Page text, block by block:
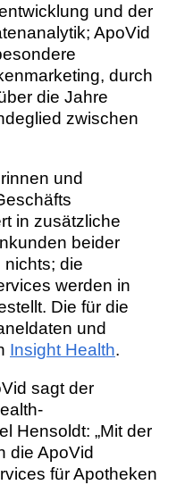
und der
ApoVid
durch
die Jahre
zwischen
und
in zusätzliche
beider
nichts; die
werden in
Die für die
und
Insight Health.
sagt der
Hensoldt: „Mit der
die ApoVid
für Apotheken